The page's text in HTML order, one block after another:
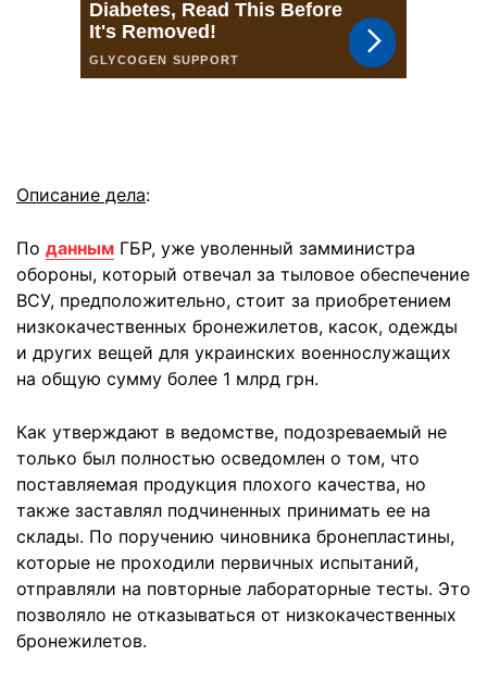
Описание дела:
По данным ГБР, уже уволенный замминистра
обороны, который отвечал за тыловое обеспечение
ВСУ, предположительно, стоит за приобретением
низкокачественных бронежилетов, касок, одежды
и других вещей для украинских военнослужащих
на общую сумму более 1 млрд грн.
Как утверждают в ведомстве, подозреваемый не
только был полностью осведомлен о том, что
поставляемая продукция плохого качества, но
также заставлял подчиненных принимать ее на
склады. По поручению чиновника бронепластины,
которые не проходили первичных испытаний,
отправляли на повторные лабораторные тесты. Это
позволяло не отказываться от низкокачественных
бронежилетов.